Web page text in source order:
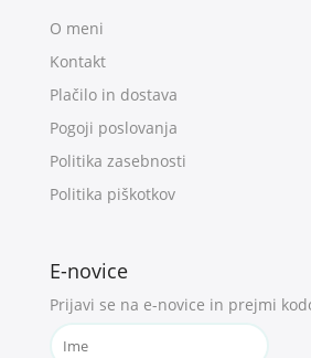
O meni
Kontakt
Plačilo in dostava
Pogoji poslovanja
Politika zasebnosti
Politika piškotkov
E-novice
Prijavi se na e-novice in prejmi